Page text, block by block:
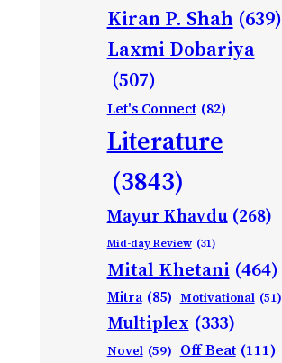
Kiran P. Shah (639)
Laxmi Dobariya
(507)
Let's Connect (82)
Literature
(3843)
Mayur Khavdu (268)
Mid-day Review (31)
Mital Khetani (464)
Mitra (85) Motivational (51)
Multiplex (333)
Novel (59) Off Beat (111)